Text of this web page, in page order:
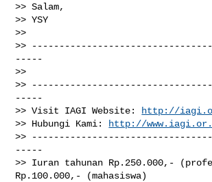
>> Salam,
>> YSY
>>
>>
-----
>>
>>
-----
>> Visit IAGI Website:
http://
>> Hubungi Kami:
http://
>>
-----
>> Iuran tahunan Rp.250.000,-
Rp.100.000,- (mahasiswa)